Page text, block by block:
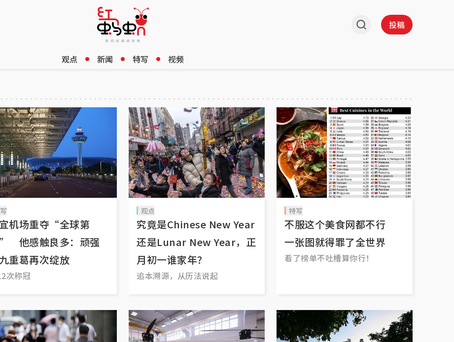
投稿
观点 新闻 特写 视频
机场重夺“全球第
他感触良多：顽强
重葛再次绽放
次称冠
观点
究竟是Chinese New Year
还是Lunar New Year，正
月初一谁家年？
追本溯源，从历法说起
特写
不服这个美食网都不行
一张图就得罪了全世界
看了榜单不吐槽算你行！